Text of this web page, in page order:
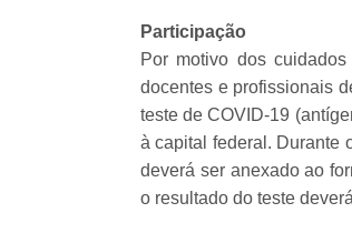
Participação
Por motivo dos
docentes e profissionais
teste de COVID-19
à capital federal. Durante
deverá ser anexado ao
o resultado do teste